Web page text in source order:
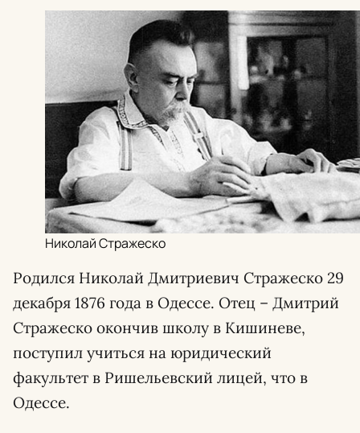
Николай Стражеско
Родился Николай Дмитриевич Стражеско 29
декабря 1876 года в Одессе. Отец – Дмитрий
Стражеско окончив школу в Кишиневе,
поступил учиться на юридический
факультет в Ришельевский лицей, что в
Одессе.